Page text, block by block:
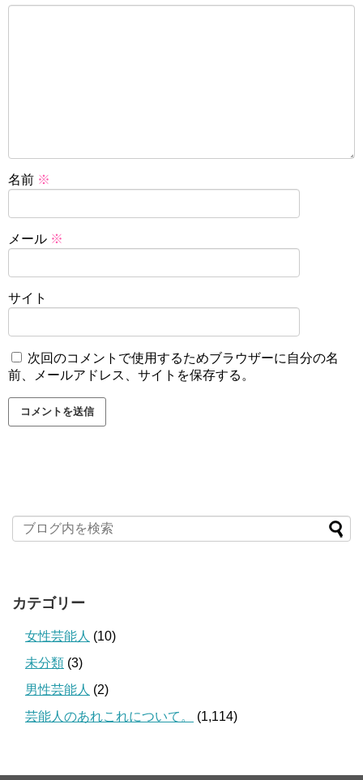
名前 ※
メール ※
サイト
次回のコメントで使用するためブラウザーに自分の名
前、メールアドレス、サイトを保存する。
カテゴリー
女性芸能人 (10)
未分類 (3)
男性芸能人 (2)
芸能人のあれこれについて。
(1,114)